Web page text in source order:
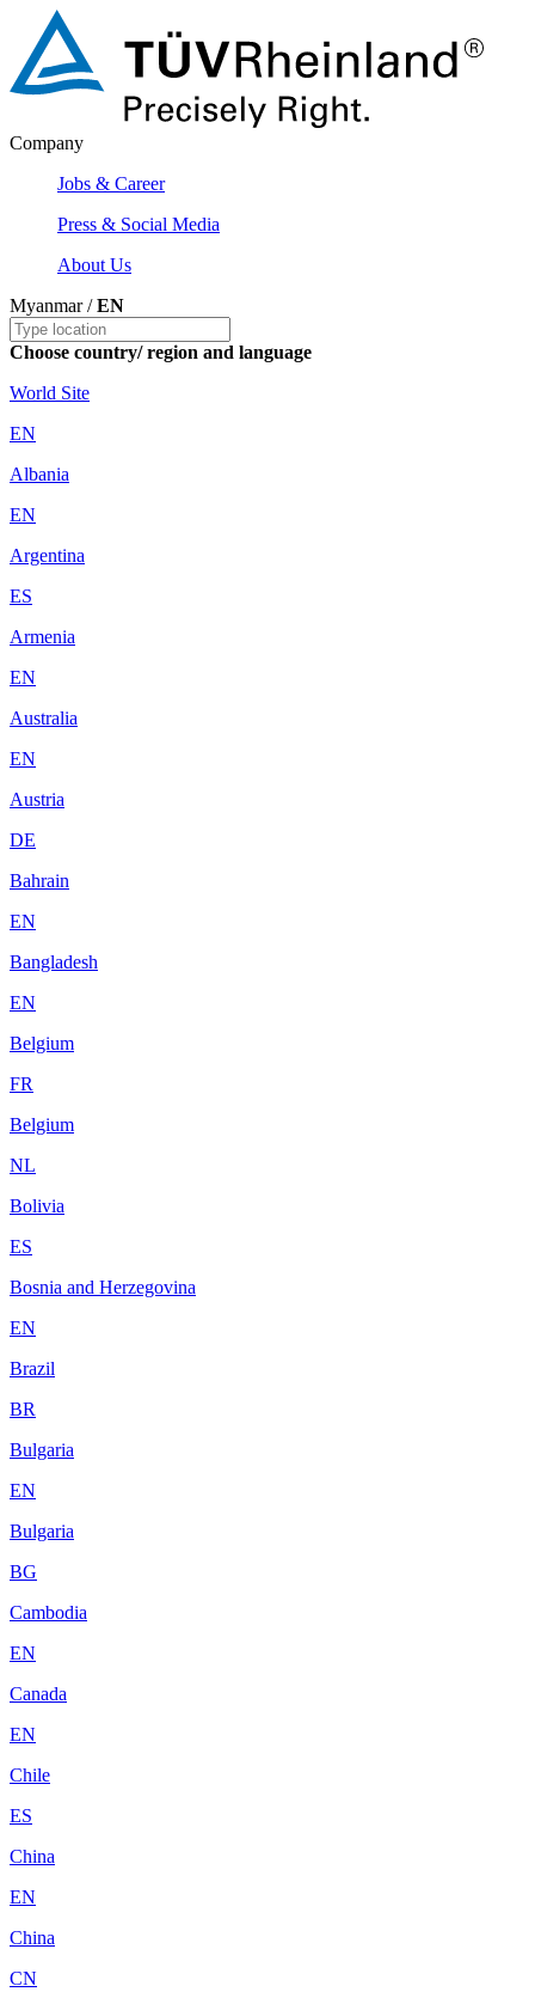
Company
Jobs & Career
Press & Social Media
About Us
Myanmar /EN
Choose country/ region and language
World Site
EN
Albania
EN
Argentina
ES
Armenia
EN
Australia
EN
Austria
DE
Bahrain
EN
Bangladesh
EN
Belgium
FR
Belgium
NL
Bolivia
ES
Bosnia and Herzegovina
EN
Brazil
BR
Bulgaria
EN
Bulgaria
BG
Cambodia
EN
Canada
EN
Chile
ES
China
EN
China
CN